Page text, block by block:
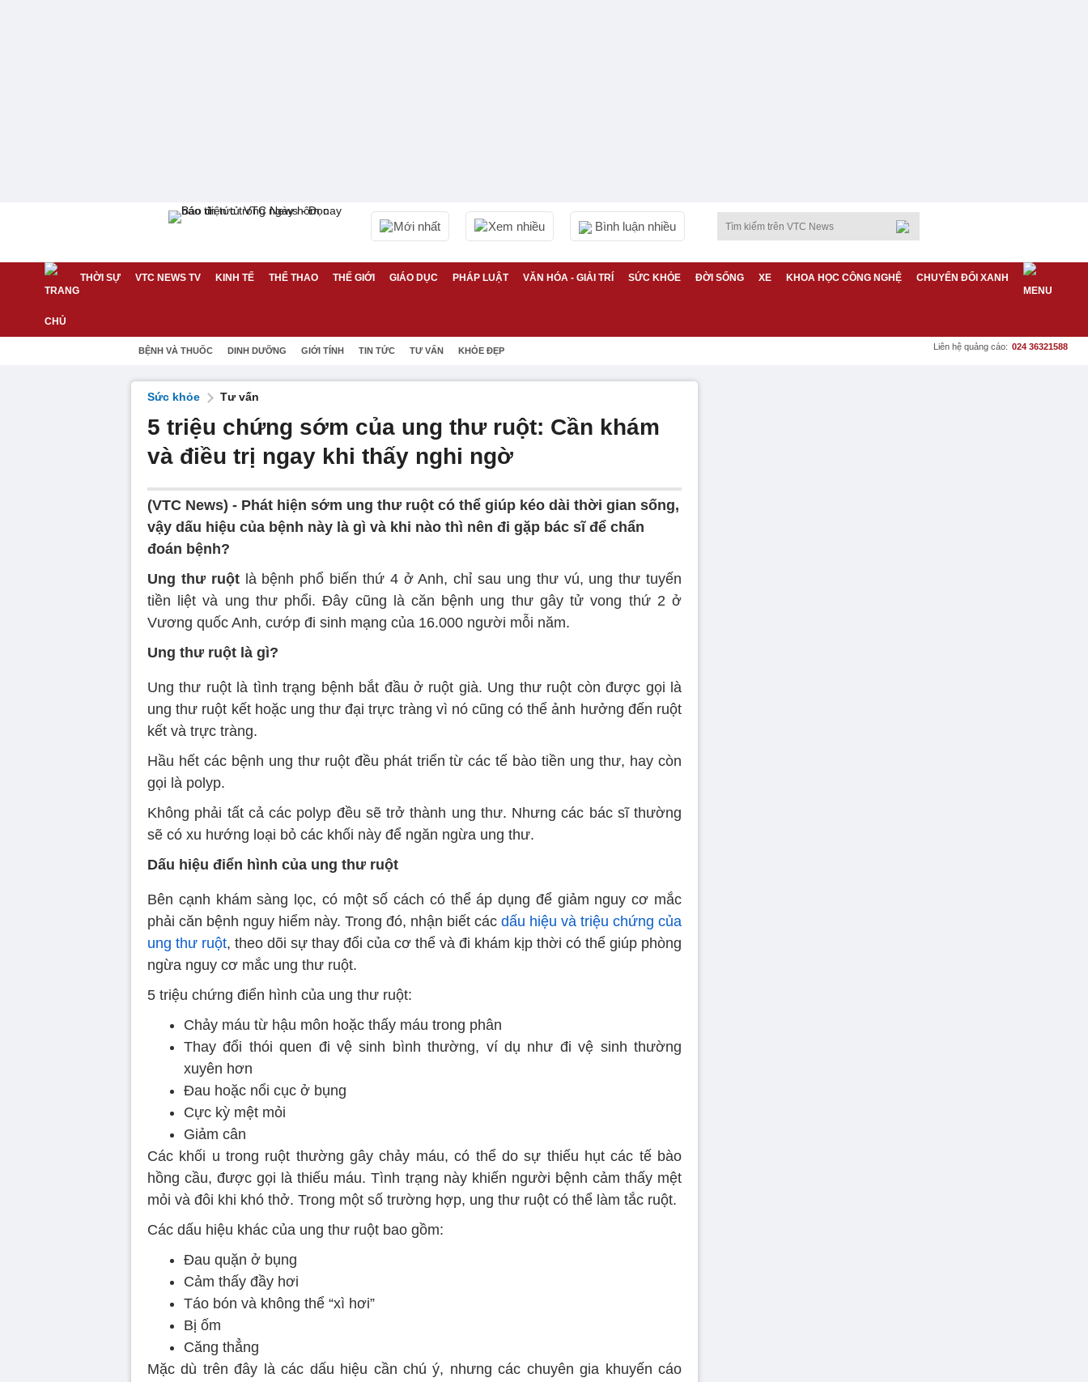
Mới nhất Xem nhiều Bình luận nhiều
THỜI SỰ VTC NEWS TV KINH TẾ THỂ THAO THẾ GIỚI GIÁO DỤC PHÁP LUẬT VĂN HÓA - GIẢI TRÍ SỨC KHỎE ĐỜI SỐNG XE KHOA HỌC CÔNG NGHỆ CHUYỂN ĐỔI XANH
BỆNH VÀ THUỐC DINH DƯỠNG GIỚI TÍNH TIN TỨC TƯ VẤN KHỎE ĐẸP Liên hệ quảng cáo: 024 36321588
Sức khỏe Tư vấn
5 triệu chứng sớm của ung thư ruột: Cần khám
và điều trị ngay khi thấy nghi ngờ
(VTC News) - Phát hiện sớm ung thư ruột có thể giúp kéo dài thời gian sống,
vậy dấu hiệu của bệnh này là gì và khi nào thì nên đi gặp bác sĩ để chẩn
đoán bệnh?
Ung thư ruộtlà bệnh phổ biến thứ 4 ở Anh, chỉ sau ung thư vú, ung thư tuyến
tiền liệt và ung thư phổi. Đây cũng là căn bệnh ung thư gây tử vong thứ 2 ở
Vương quốc Anh, cướp đi sinh mạng của 16.000 người mỗi năm.
Ung thư ruột là gì?
Ung thư ruột là tình trạng bệnh bắt đầu ở ruột già. Ung thư ruột còn được gọi là
ung thư ruột kết hoặc ung thư đại trực tràng vì nó cũng có thể ảnh hưởng đến ruột
kết và trực tràng.
Hầu hết các bệnh ung thư ruột đều phát triển từ các tế bào tiền ung thư, hay còn
gọi là polyp.
Không phải tất cả các polyp đều sẽ trở thành ung thư. Nhưng các bác sĩ thường
sẽ có xu hướng loại bỏ các khối này để ngăn ngừa ung thư.
Dấu hiệu điển hình của ung thư ruột
Bên cạnh khám sàng lọc, có một số cách có thể áp dụng để giảm nguy cơ mắc
phải căn bệnh nguy hiểm này. Trong đó, nhận biết các dấu hiệu và triệu chứng của
ung thư ruột, theo dõi sự thay đổi của cơ thể và đi khám kịp thời có thể giúp phòng
ngừa nguy cơ mắc ung thư ruột.
5 triệu chứng điển hình của ung thư ruột:
Chảy máu từ hậu môn hoặc thấy máu trong phân
Thay đổi thói quen đi vệ sinh bình thường, ví dụ như đi vệ sinh thường
xuyên hơn
Đau hoặc nổi cục ở bụng
Cực kỳ mệt mỏi
Giảm cân
Các khối u trong ruột thường gây chảy máu, có thể do sự thiếu hụt các tế bào
hồng cầu, được gọi là thiếu máu. Tình trạng này khiến người bệnh cảm thấy mệt
mỏi và đôi khi khó thở. Trong một số trường hợp, ung thư ruột có thể làm tắc ruột.
Các dấu hiệu khác của ung thư ruột bao gồm:
Đau quặn ở bụng
Cảm thấy đầy hơi
Táo bón và không thể “xì hơi”
Bị ốm
Căng thẳng
Mặc dù trên đây là các dấu hiệu cần chú ý, nhưng các chuyên gia khuyến cáo